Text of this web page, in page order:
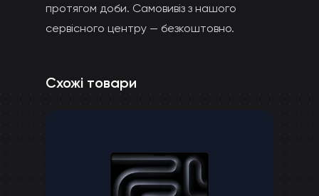
протягом доби. Самовивіз з нашого
сервісного центру — безкоштовно.
Схожі товари